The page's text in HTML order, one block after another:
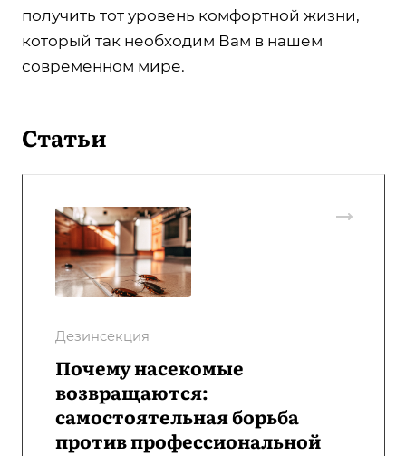
получить тот уровень комфортной жизни,
который так необходим Вам в нашем
современном мире.
Статьи
Дезинсекция
Почему насекомые
возвращаются:
самостоятельная борьба
против профессиональной